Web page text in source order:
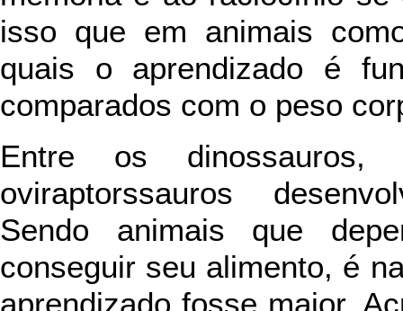
isso que em animais
quais o aprendizado é
comparados com o peso
Entre os dinossauros,
oviraptorssauros
Sendo animais que
conseguir seu alimento, é
aprendizado fosse maior.